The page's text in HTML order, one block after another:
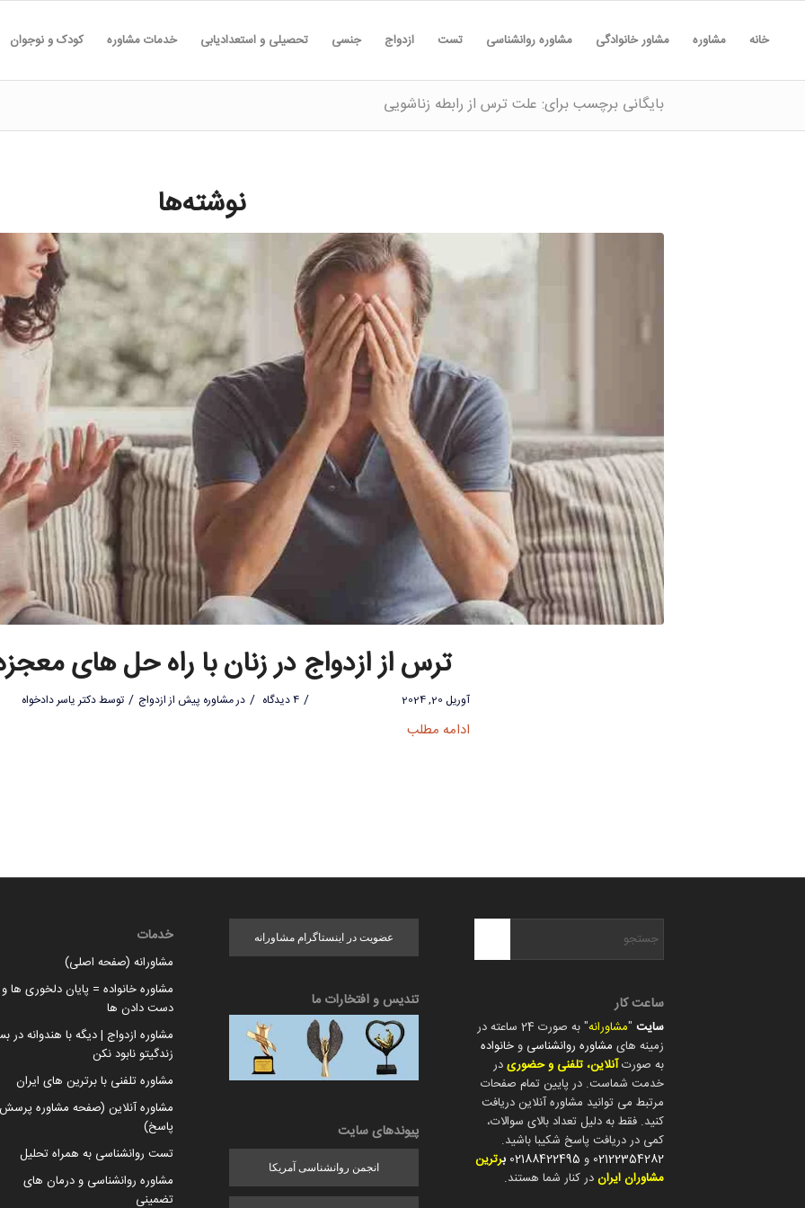
خانه مشاوره مشاور خانوادگی مشاوره روانشناسی تست ازدواج جنسی تحصیلی و استعدادیابی خدمات مشاوره کودک و نوجوان
بایگانی برچسب برای: علت ترس از رابطه زناشویی
نوشته‌ها
ترس از ازدواج در زنان با راه حل های
آوریل 20, 2024 / 4 دیدگاه / درمشاوره پیش از ازدواج / توسطدکتر یاسر دادخواه
ادامه مطلب
ساعت کار
سایت "مشاورانه
" به صورت 24 ساعته در
زمینه های مشاوره روانشناسی و خانواده
به صورتآنلاین، تلفنی و حضوریدر
خدمت شماست. در پایین تمام صفحات
مرتبط می توانید مشاوره آنلاین دریافت
کنید. فقط به دلیل تعداد بالای سوالات،
کمی در دریافت پاسخ شکیبا باشید.
02122354282 و 02188422495 برترین
مشاوران ایراندر کنار شما هستند.
عضویت در اینستاگرام مشاورانه
تندیس و افتخارات ما
پیوندهای سایت
انجمن روانشناسی آمریکا
خدمات
مشاورانه (صفحه اصلی)
مشاوره خانواده = پایان دلخوری ها و
دست دادن ها
مشاوره ازدواج | دیگه با هندوانه در
زندگیتو نابود نکن
مشاوره تلفنی با برترین های ایران
مشاوره آنلاین (صفحه مشاوره
پاسخ)
تست روانشناسی به همراه تحلیل
مشاوره روانشناسی و درمان های
تضمینی